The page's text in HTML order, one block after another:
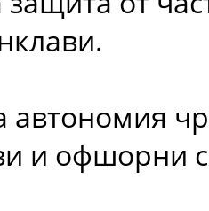
автономия
и офшорни